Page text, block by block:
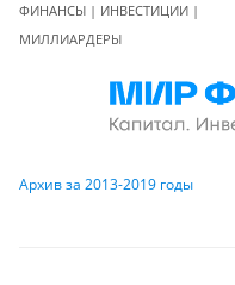
ФИНАНСЫ | ИНВЕСТИЦИИ |
МИЛЛИАРДЕРЫ
Архив за 2013-2019 годы